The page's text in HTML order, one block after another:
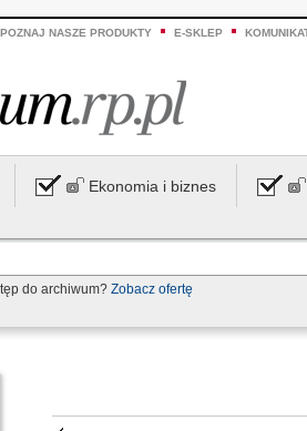
POZNAJ NASZE PRODUKTY E-SKLEP
Ekonomia i biznes
do archiwum? Zobacz ofertę